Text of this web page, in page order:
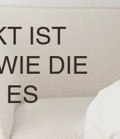
IST
DIE
ES